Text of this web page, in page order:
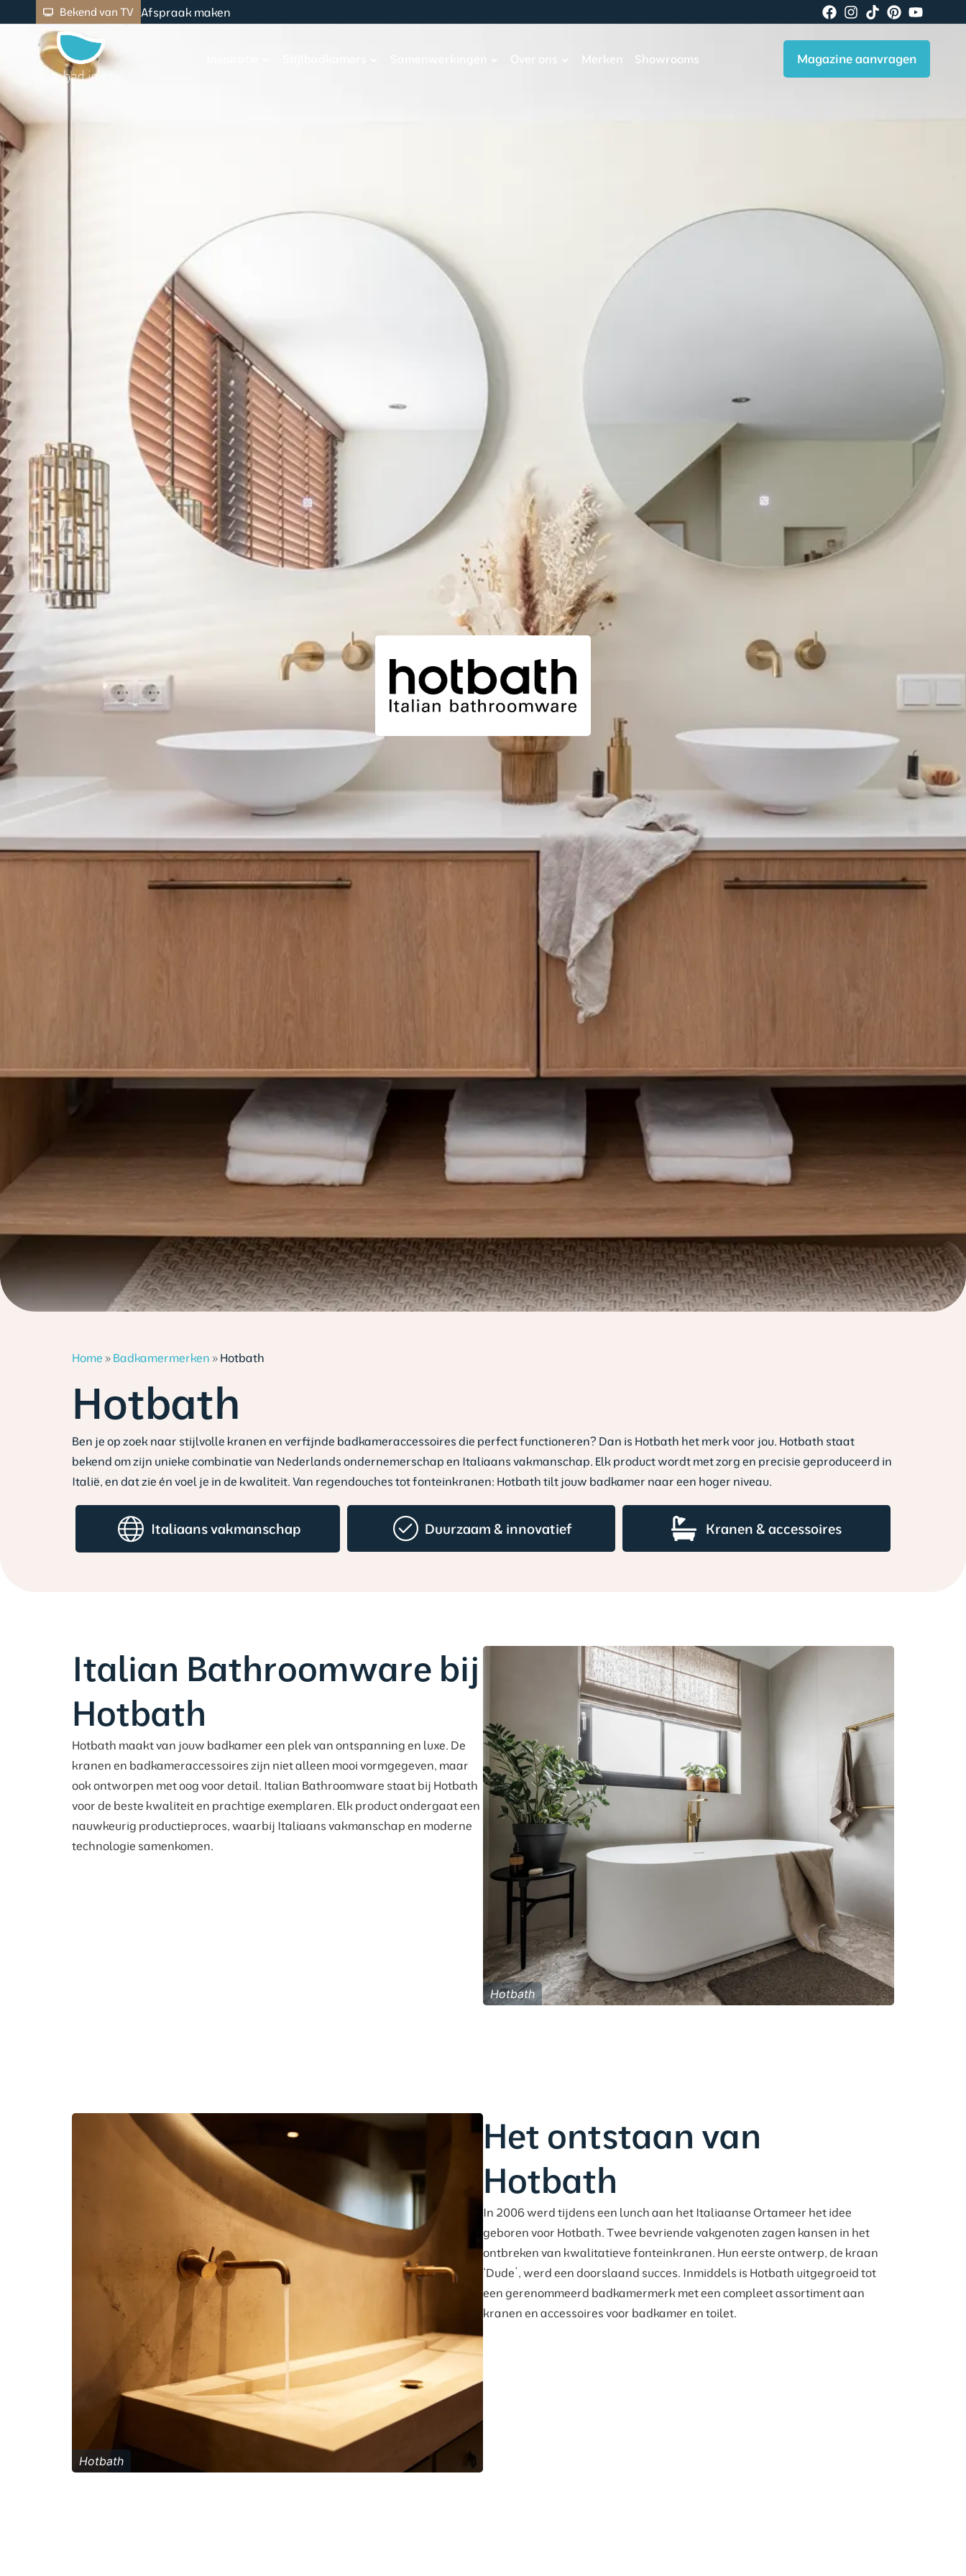
Bekend van TV Afspraak maken
Merken Showrooms Magazine aanvragen
Home » Badkamermerken » Hotbath
Hotbath
Ben je op zoek naar stijlvolle kranen en verfijnde badkameraccessoires die perfect functioneren? Dan is Hotbath het merk voor jou. Hotbath staat
bekend om zijn unieke combinatie van Nederlands ondernemerschap en Italiaans vakmanschap. Elk product wordt met zorg en precisie geproduceerd in
Italië, en dat zie én voel je in de kwaliteit. Van regendouches tot fonteinkranen: Hotbath tilt jouw badkamer naar een hoger niveau.
Italiaans vakmanschap Duurzaam & innovatief Kranen & accessoires
Italian Bathroomware bij
Hotbath
Hotbath maakt van jouw badkamer een plek van ontspanning en luxe. De
kranen en badkameraccessoires zijn niet alleen mooi vormgegeven, maar
ook ontworpen met oog voor detail. Italian Bathroomware staat bij Hotbath
voor de beste kwaliteit en prachtige exemplaren. Elk product ondergaat een
nauwkeurig productieproces, waarbij Italiaans vakmanschap en moderne
technologie samenkomen.
Hotbath
Het ontstaan van
Hotbath
In 2006 werd tijdens een lunch aan het Italiaanse Ortameer het idee
geboren voor Hotbath. Twee bevriende vakgenoten zagen kansen in het
ontbreken van kwalitatieve fonteinkranen. Hun eerste ontwerp, de kraan
‘Dude’, werd een doorslaand succes. Inmiddels is Hotbath uitgegroeid tot
een gerenommeerd badkamermerk met een compleet assortiment aan
kranen en accessoires voor badkamer en toilet.
Hotbath